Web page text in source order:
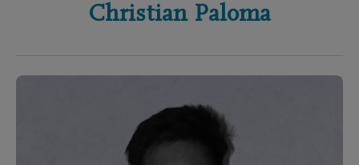
Christian Paloma